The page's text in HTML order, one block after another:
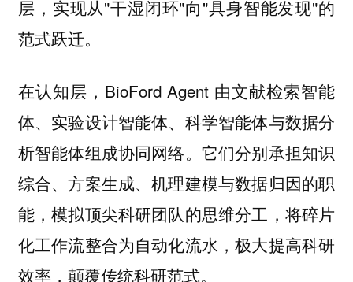
层，实现从"干湿闭环"向"具身智能发现"的
范式跃迁。
在认知层，BioFord Agent 由文献检索智能
体、实验设计智能体、科学智能体与数据分
析智能体组成协同网络。它们分别承担知识
综合、方案生成、机理建模与数据归因的职
能，模拟顶尖科研团队的思维分工，将碎片
化工作流整合为自动化流水，极大提高科研
效率，颠覆传统科研范式。